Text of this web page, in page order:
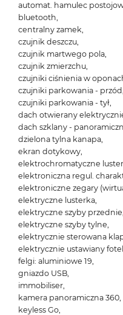
automat. hamulec
bluetooth,
centralny zamek,
czujnik deszczu,
czujnik martwego pola,
czujnik zmierzchu,
czujniki ciśnienia w
czujniki parkowania - przód,
czujniki parkowania - tył,
dach otwierany
dach szklany -
dzielona tylna kanapa,
ekran dotykowy,
elektrochromatyczne
elektroniczna regul.
elektroniczne zegary
elektryczne lusterka,
elektryczne szyby przednie,
elektryczne szyby tylne,
elektrycznie sterowana
elektrycznie ustawiany
felgi: aluminiowe 19,
gniazdo USB,
immobiliser,
kamera panoramiczna 360,
keyless Go,